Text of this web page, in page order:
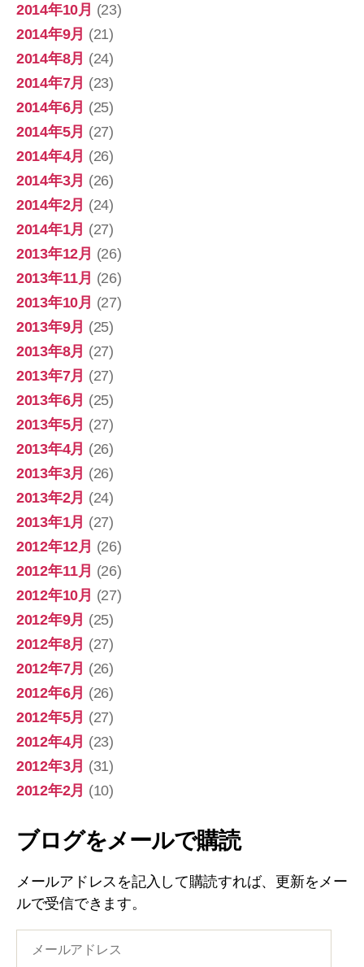
2014年10月 (23)
2014年9月 (21)
2014年8月 (24)
2014年7月 (23)
2014年6月 (25)
2014年5月 (27)
2014年4月 (26)
2014年3月 (26)
2014年2月 (24)
2014年1月 (27)
2013年12月 (26)
2013年11月 (26)
2013年10月 (27)
2013年9月 (25)
2013年8月 (27)
2013年7月 (27)
2013年6月 (25)
2013年5月 (27)
2013年4月 (26)
2013年3月 (26)
2013年2月 (24)
2013年1月 (27)
2012年12月 (26)
2012年11月 (26)
2012年10月 (27)
2012年9月 (25)
2012年8月 (27)
2012年7月 (26)
2012年6月 (26)
2012年5月 (27)
2012年4月 (23)
2012年3月 (31)
2012年2月 (10)
ブログをメールで購読
メールアドレスを記入して購読すれば、更新をメー
ルで受信できます。